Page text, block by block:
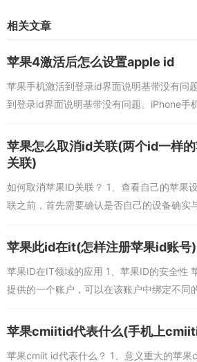
相关文章
苹果4激活后怎么设置apple id
苹果手机激活到登录id界面说明基带没有问
到登录id界面说明基带没有问题。iPhone手
脑橡卜旁iTunes激活：将iPhone通过数据线
苹果怎么取消id关联(两个id一样
关联)
如何取消苹果ID关联？ 1、查看自己的苹果
联之前，首先需要确认是否自己的设备确实
在“设置-icloud”中查看云储存账户是否为自
苹果此id在it(怎样注册苹果id账号)
苹果ID在IT领域的应用 1、苹果ID的安全性
提供的一个账户，可以在该账户中绑定不同
iPad、iPod、Mac等等。随着苹果设备使用
苹果cmiitid代表什么(手机上
苹果cmiit id代表什么？ 1、意义重大的苹